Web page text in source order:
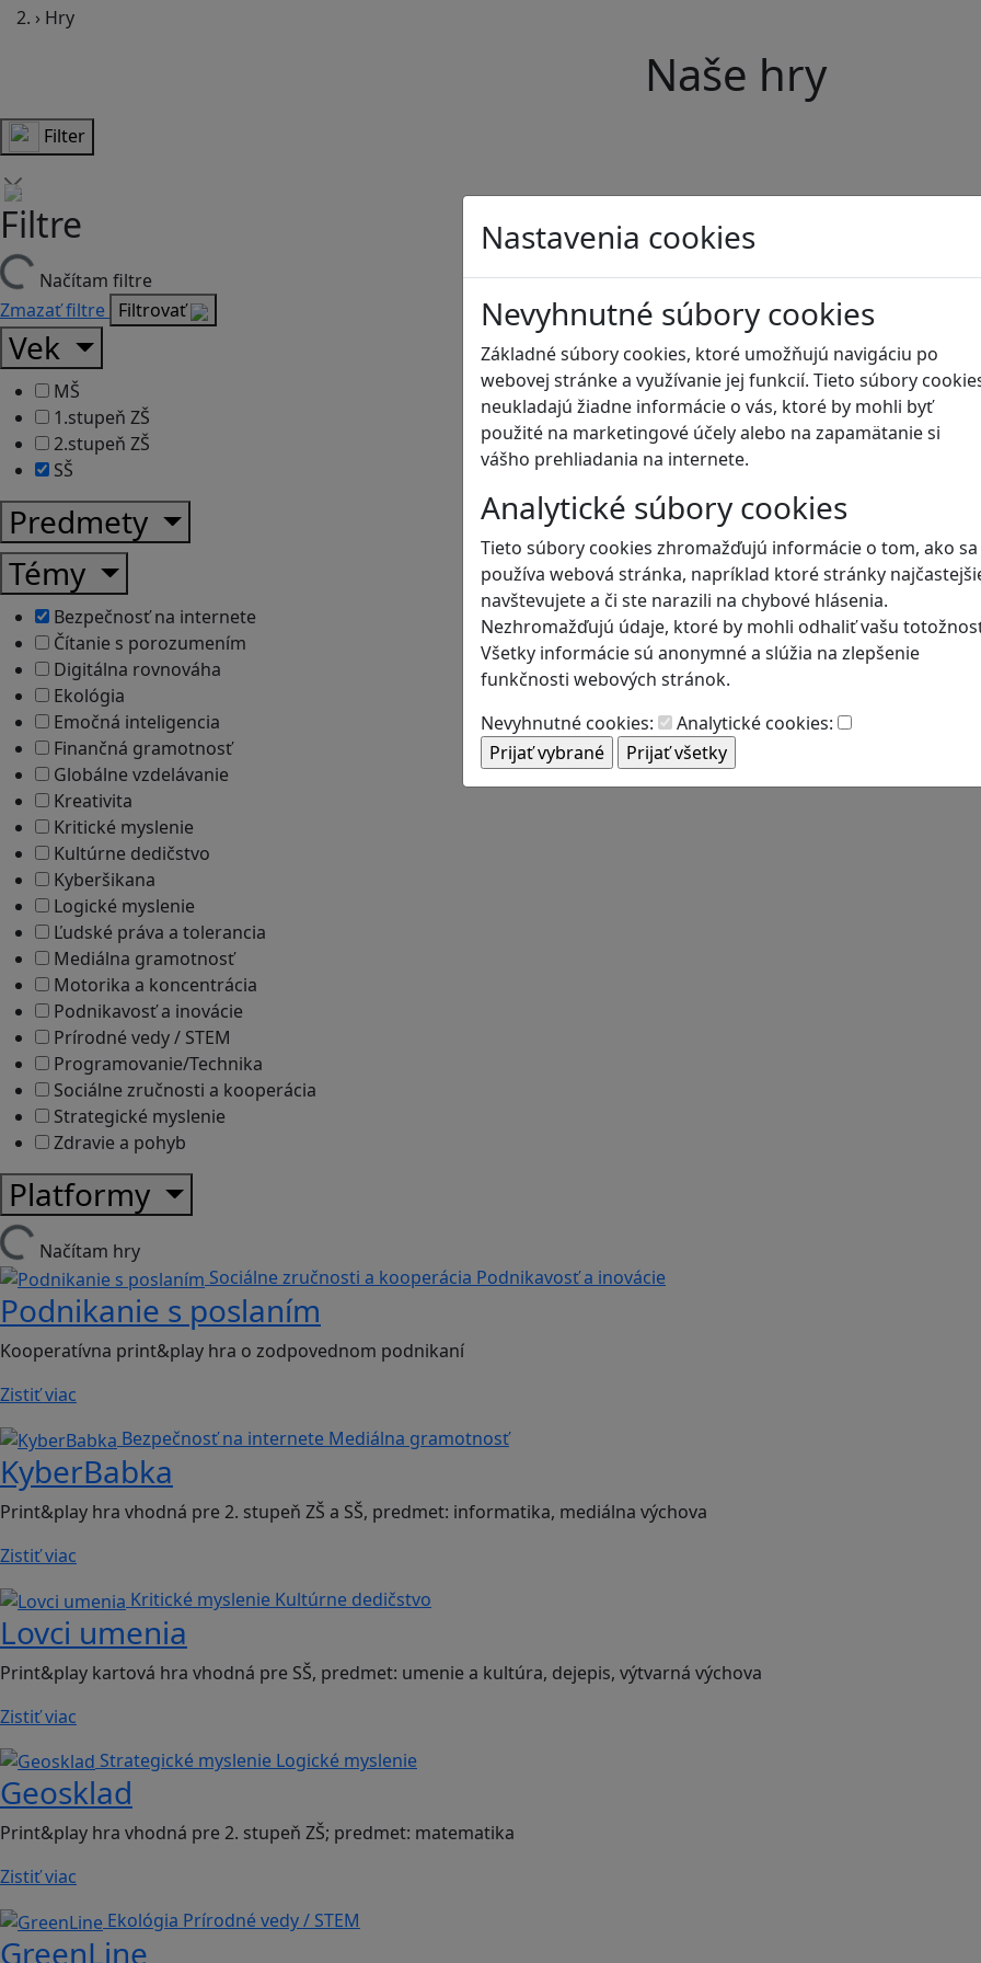
Nastavenia cookies
Nevyhnutné súbory cookies
Základné súbory cookies, ktoré umožňujú navigáciu po
webovej stránke a využívanie jej funkcií. Tieto súbory
neukladajú žiadne informácie o vás, ktoré by mohli byť
použité na marketingové účely alebo na zapamätanie si
vášho prehliadania na internete.
Analytické súbory cookies
Tieto súbory cookies zhromažďujú informácie o tom, ako sa
používa webová stránka, napríklad ktoré stránky
navštevujete a či ste narazili na chybové hlásenia.
Nezhromažďujú údaje, ktoré by mohli odhaliť vašu
Všetky informácie sú anonymné a slúžia na zlepšenie
funkčnosti webových stránok.
Nevyhnutné cookies:
Analytické cookies:
› Hry
Naše hry
Filter
Filtre
Načítam filtre
Zmazať filtre Filtrovať
Vek
MŠ
1.stupeň ZŠ
2.stupeň ZŠ
SŠ
Predmety
Témy
Bezpečnosť na internete
Čítanie s porozumením
Digitálna rovnováha
Ekológia
Emočná inteligencia
Finančná gramotnosť
Globálne vzdelávanie
Kreativita
Kritické myslenie
Kultúrne dedičstvo
Kyberšikana
Logické myslenie
Ľudské práva a tolerancia
Mediálna gramotnosť
Motorika a koncentrácia
Podnikavosť a inovácie
Prírodné vedy / STEM
Programovanie/Technika
Sociálne zručnosti a kooperácia
Strategické myslenie
Zdravie a pohyb
Platformy
Načítam hry
Sociálne zručnosti a kooperácia Podnikavosť a inovácie
Podnikanie s poslaním
Kooperatívna print&play hra o zodpovednom podnikaní
Zistiť viac
Bezpečnosť na internete Mediálna gramotnosť
KyberBabka
Print&play hra vhodná pre 2. stupeň ZŠ a SŠ, predmet: informatika, mediálna výchova
Zistiť viac
Kritické myslenie Kultúrne dedičstvo
Lovci umenia
Print&play kartová hra vhodná pre SŠ, predmet: umenie a kultúra, dejepis, výtvarná výchova
Zistiť viac
Strategické myslenie Logické myslenie
Geosklad
Print&play hra vhodná pre 2. stupeň ZŠ; predmet: matematika
Zistiť viac
Ekológia Prírodné vedy / STEM
GreenLine